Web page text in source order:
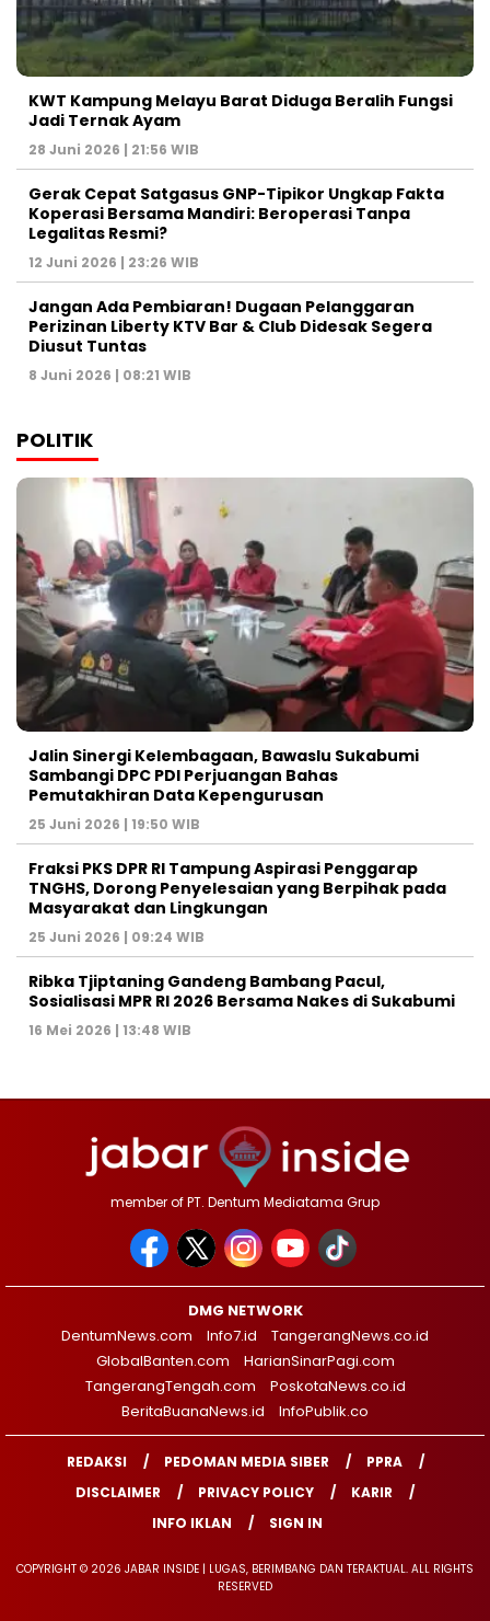
KWT Kampung Melayu Barat Diduga Beralih Fungsi
Jadi Ternak Ayam
28 Juni 2026 | 21:56 WIB
Gerak Cepat Satgasus GNP-Tipikor Ungkap Fakta
Koperasi Bersama Mandiri: Beroperasi Tanpa
Legalitas Resmi?
12 Juni 2026 | 23:26 WIB
Jangan Ada Pembiaran! Dugaan Pelanggaran
Perizinan Liberty KTV Bar & Club Didesak Segera
Diusut Tuntas
8 Juni 2026 | 08:21 WIB
POLITIK
Jalin Sinergi Kelembagaan, Bawaslu Sukabumi
Sambangi DPC PDI Perjuangan Bahas
Pemutakhiran Data Kepengurusan
25 Juni 2026 | 19:50 WIB
‎Fraksi PKS DPR RI Tampung Aspirasi Penggarap
TNGHS, Dorong Penyelesaian yang Berpihak pada
Masyarakat dan Lingkungan‎
25 Juni 2026 | 09:24 WIB
Ribka Tjiptaning Gandeng Bambang Pacul,
Sosialisasi MPR RI 2026 Bersama Nakes di Sukabumi
16 Mei 2026 | 13:48 WIB
member of PT. Dentum Mediatama Grup
DMG NETWORK
DentumNews.com
Info7.id
TangerangNews.co.id
GlobalBanten.com
HarianSinarPagi.com
TangerangTengah.com
PoskotaNews.co.id
BeritaBuanaNews.id
InfoPublik.co
REDAKSI PEDOMAN MEDIA SIBER
PPRA
DISCLAIMER
PRIVACY POLICY
KARIR
INFO IKLAN
SIGN IN
COPYRIGHT © 2026 JABAR INSIDE | LUGAS, BERIMBANG DAN TERAKTUAL. ALL RIGHTS
RESERVED